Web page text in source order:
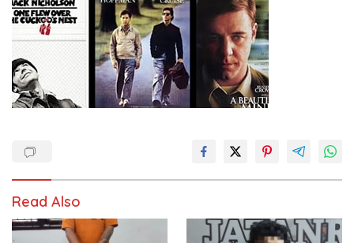
Read Also